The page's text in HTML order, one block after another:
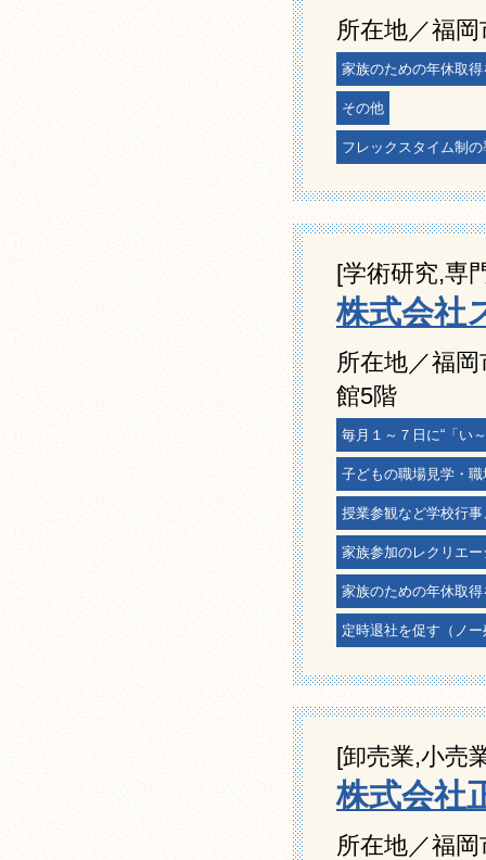
所在地／福
家族のための年休取得
その他
フレックスタイム制の
[学術研究,専
株式会社
所在地／福
館5階
毎月１～７日に“「い
子どもの職場見学・職
授業参観など学校行
家族参加のレクリエ
家族のための年休取得
定時退社を促す（ノ
[卸売業,小売
株式会社
所在地／福